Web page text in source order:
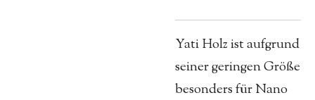
Yati Holz ist aufgrund
seiner geringen Größe
besonders für Nano